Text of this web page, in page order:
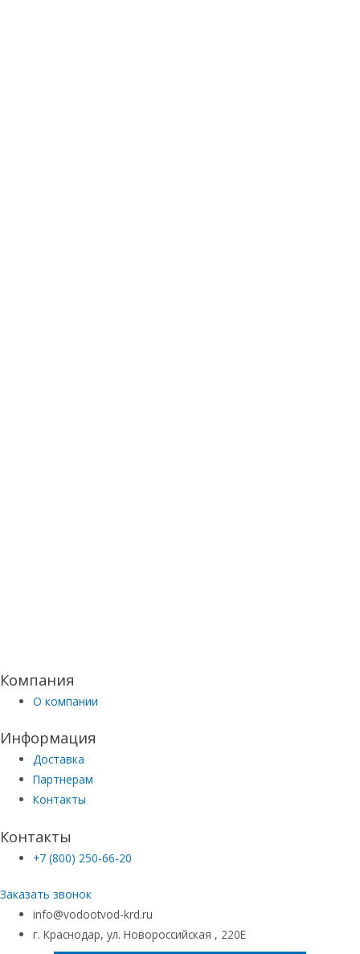
Компания
О компании
Информация
Доставка
Партнерам
Контакты
Контакты
+7 (800) 250-66-20
Заказать звонок
info@vodootvod-krd.ru
г. Краснодар, ул. Новороссийская , 220Е